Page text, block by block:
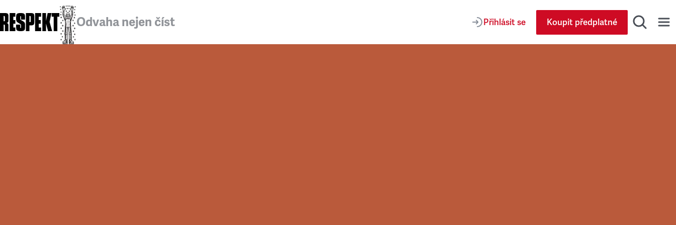
Odvaha nejen číst Přihlásit se Koupit předplatné